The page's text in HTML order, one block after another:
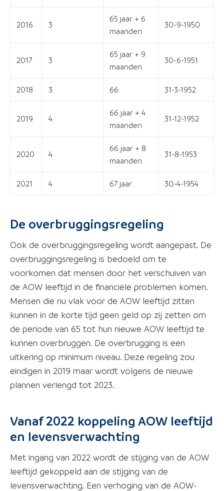
2016 3
65 jaar + 6
maanden
30-9-1950
2017 3
65 jaar + 9
maanden
30-6-1951
2018 3 66 31-3-1952
2019 4
66 jaar + 4
maanden
31-12-1952
2020 4
66 jaar + 8
maanden
31-8-1953
2021 4 67 jaar 30-4-1954
De overbruggingsregeling
Ook de overbruggingsregeling wordt aangepast. De
overbruggingsregeling is bedoeld om te
voorkomen dat mensen door het verschuiven van
de AOW leeftijd in de financiële problemen komen.
Mensen die nu vlak voor de AOW leeftijd zitten
kunnen in de korte tijd geen geld op zij zetten om
de periode van 65 tot hun nieuwe AOW leeftijd te
kunnen overbruggen. De overbrugging is een
uitkering op minimum niveau. Deze regeling zou
eindigen in 2019 maar wordt volgens de nieuwe
plannen verlengd tot 2023.
Vanaf 2022 koppeling AOW leeftijd
en levensverwachting
Met ingang van 2022 wordt de stijging van de AOW
leeftijd gekoppeld aan de stijging van de
levensverwachting. Een verhoging van de AOW-